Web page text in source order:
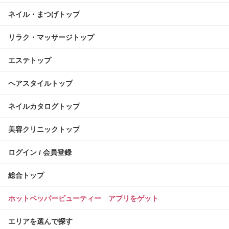
ネイル・まつげトップ
リラク・マッサージトップ
エステトップ
ヘアスタイルトップ
ネイルカタログトップ
美容クリニックトップ
ログイン / 会員登録
総合トップ
ホットペッパービューティー アプリをゲット
エリアを選んで探す